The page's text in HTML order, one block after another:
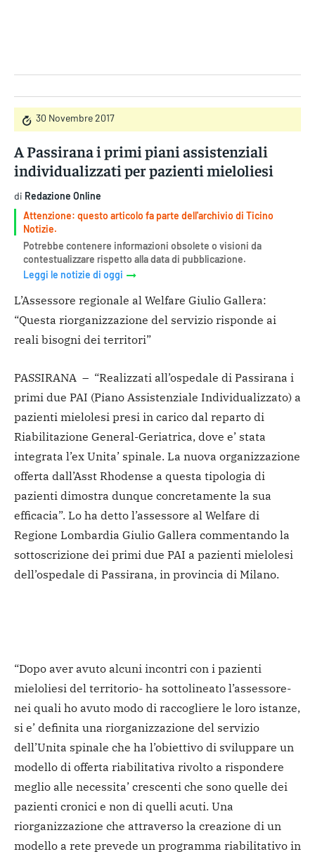
30 Novembre 2017
A Passirana i primi piani assistenziali
individualizzati per pazienti mieloliesi
di Redazione Online
Attenzione: questo articolo fa parte dell'archivio di Ticino
Notizie.
Potrebbe contenere informazioni obsolete o visioni da
contestualizzare rispetto alla data di pubblicazione.
Leggi le notizie di oggi
L’Assessore regionale al Welfare Giulio Gallera:
“Questa riorganizzazione del servizio risponde ai
reali bisogni dei territori”
PASSIRANA – “Realizzati all’ospedale di Passirana i
primi due PAI (Piano Assistenziale Individualizzato) a
pazienti mielolesi presi in carico dal reparto di
Riabilitazione General-Geriatrica, dove e’ stata
integrata l’ex Unita’ spinale. La nuova organizzazione
offerta dall’Asst Rhodense a questa tipologia di
pazienti dimostra dunque concretamente la sua
efficacia”. Lo ha detto l’assessore al Welfare di
Regione Lombardia Giulio Gallera commentando la
sottoscrizione dei primi due PAI a pazienti mielolesi
dell’ospedale di Passirana, in provincia di Milano.
“Dopo aver avuto alcuni incontri con i pazienti
mieloliesi del territorio- ha sottolineato l’assessore-
nei quali ho avuto modo di raccogliere le loro istanze,
si e’ definita una riorganizzazione del servizio
dell’Unita spinale che ha l’obiettivo di sviluppare un
modello di offerta riabilitativa rivolto a rispondere
meglio alle necessita’ crescenti che sono quelle dei
pazienti cronici e non di quelli acuti. Una
riorganizzazione che attraverso la creazione di un
modello a rete prevede un programma riabilitativo in